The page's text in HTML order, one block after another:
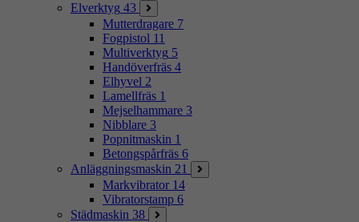
Elverktyg 43
Mutterdragare 7
Fogpistol 11
Multiverktyg 5
Handöverfräs 4
Elhyvel 2
Lamellfräs 1
Mejselhammare 3
Nibblare 3
Popnitmaskin 1
Betongspårfräs 6
Anläggningsmaskin 21
Markvibrator 14
Vibratorstamp 6
Städmaskin 38